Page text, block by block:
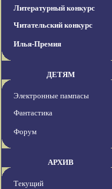
Литературный конкурс
Читательский конкурс
Илья-Премия
ДЕТЯМ
Электронные пампасы
Фантастика
Форум
АРХИВ
Текущий